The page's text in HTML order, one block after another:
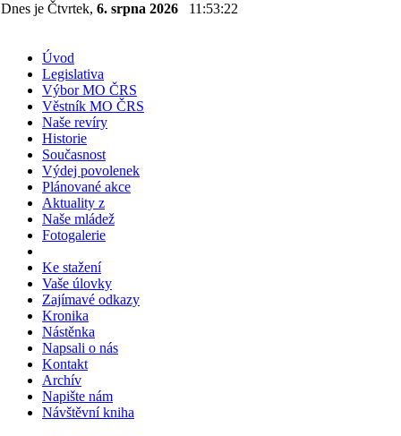
Dnes je Čtvrtek, 6. srpna 2026 11:53:22
Úvod
Legislativa
Výbor MO ČRS
Věstník MO ČRS
Naše revíry
Historie
Současnost
Výdej povolenek
Plánované akce
Aktuality z
Naše mládež
Fotogalerie
Ke stažení
Vaše úlovky
Zajímavé odkazy
Kronika
Nástěnka
Napsali o nás
Kontakt
Archív
Napište nám
Návštěvní kniha